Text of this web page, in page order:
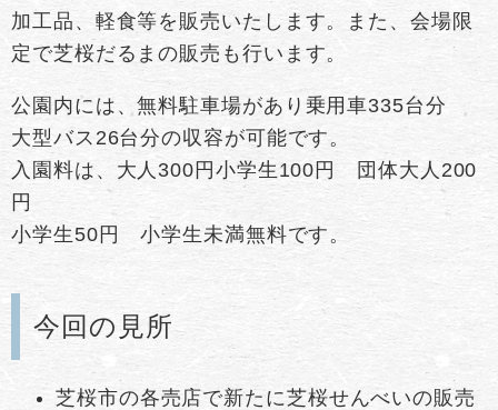
加工品、軽食等を販売いたします。また、会場限
定で芝桜だるまの販売も行います。
公園内には、無料駐車場があり乗用車335台分
大型バス26台分の収容が可能です。
入園料は、大人300円小学生100円 団体大人200
円
小学生50円 小学生未満無料です。
今回の見所
芝桜市の各売店で新たに芝桜せんべいの販売